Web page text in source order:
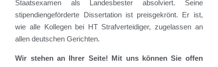
Staatsexamen als Landesbester absolviert. Seine
stipendiengeförderte Dissertation ist preisgekrönt. Er ist,
wie alle Kollegen bei HT Strafverteidiger, zugelassen an
allen deutschen Gerichten.
Wir stehen an Ihrer Seite! Mit uns können Sie offen